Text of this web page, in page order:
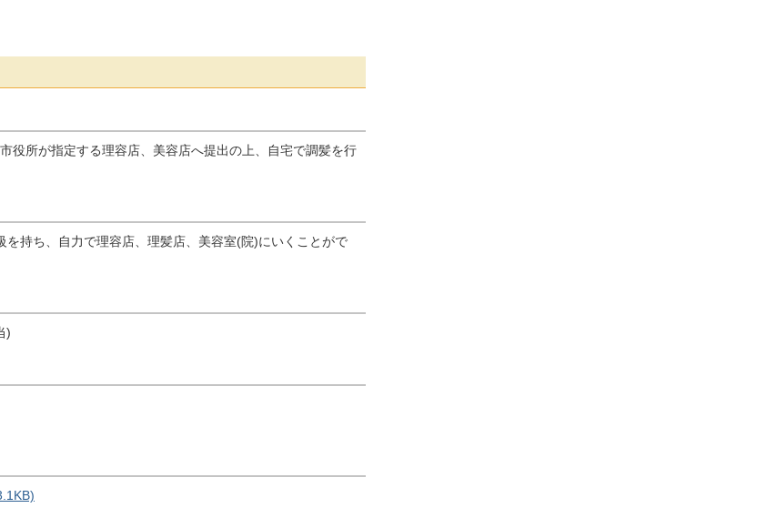
役所が指定する理容店、美容店へ提出の上、自宅で調髪を行
持ち、自力で理容店、理髪店、美容室(院)にいくことがで
)